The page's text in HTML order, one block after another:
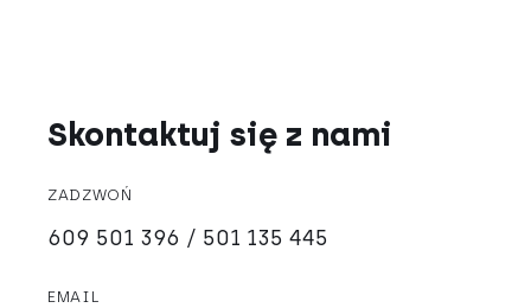
Skontaktuj się z nami
ZADZWOŃ
609 501 396 / 501 135 445
EMAIL